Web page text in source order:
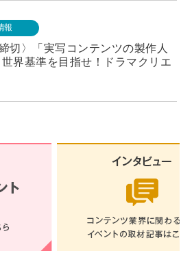
報
切〉「実写コンテンツの製作人
界基準を目指せ！ドラマクリエ